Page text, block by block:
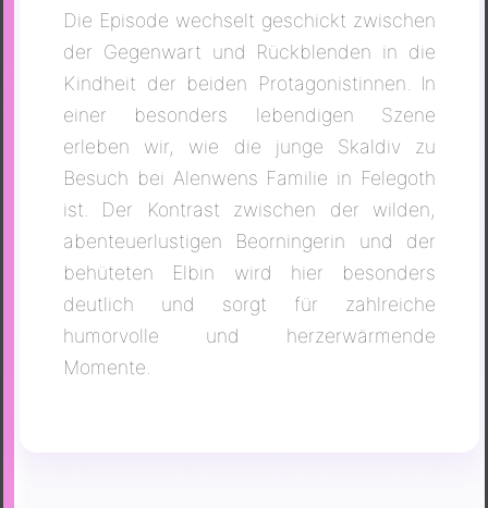
Die Episode wechselt geschickt zwischen
der Gegenwart und Rückblenden in die
Kindheit der beiden Protagonistinnen. In
einer besonders lebendigen Szene
erleben wir, wie die junge Skaldiv zu
Besuch bei Alenwens Familie in Felegoth
ist. Der Kontrast zwischen der wilden,
abenteuerlustigen Beorningerin und der
behüteten Elbin wird hier besonders
deutlich und sorgt für zahlreiche
humorvolle und herzerwärmende
Momente.